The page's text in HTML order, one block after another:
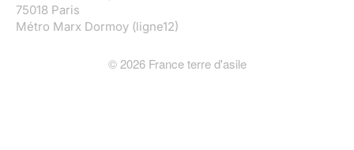
75018 Paris
Métro Marx Dormoy (ligne12)
© 2026France terre d'asile